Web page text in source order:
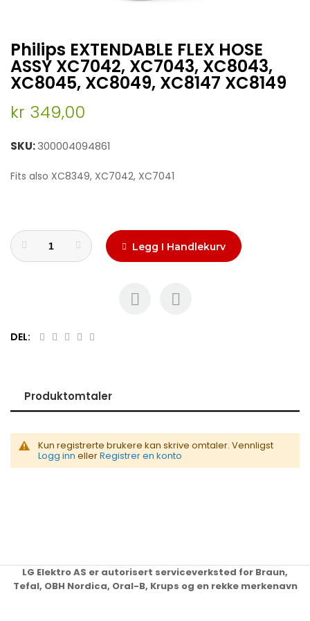
to
the
beginning
of
the
images
Philips EXTENDABLE FLEX HOSE
ASSY XC7042, XC7043, XC8043,
XC8045, XC8049, XC8147 XC8149
kr 349,00
SKU 300004094861
Fits also XC8349, XC7042, XC7041
Legg I Handlekurv
DEL:
Produktomtaler
Kun registrerte brukere kan skrive omtaler. Vennligst
Logg inn ellerRegistrer en konto
LG Elektro AS er autorisert serviceverksted for Braun,
Tefal, OBH Nordica, Oral-B, Krups og en rekke merkenavn